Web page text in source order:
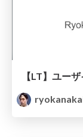
【LT】ユー